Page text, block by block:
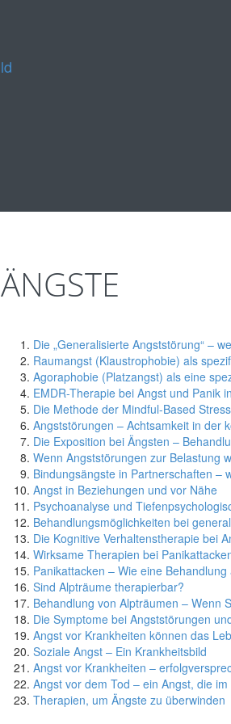
ÄNGSTE
Die „Generalisierte Angststörung“ –
Raumangst (Klaustrophobie) als
Agoraphobie (Platzangst) als eine
EMDR-Therapie bei Angst und Panik
Die Methode der Mindful-Based
Angststörungen – Achtsamkeit in der
Die Exposition bei Ängsten –
Wenn Angststörungen zur Belastung
Bindungsängste in Partnerschaften –
Angst in Beziehungen und vor Nähe
Psychoanalyse und
Behandlungsmöglichkeiten bei
Die Kognitive Verhaltenstherapie bei
Wirksame Therapien bei
Panikattacken – Wie eine
Sind Alpträume therapierbar?
Behandlung von Alpträumen – Wenn
Die Symptome bei Angststörungen
Angst vor Krankheiten können das
Soziale Angst – Ein Krankheitsbild
Angst vor Krankheiten –
Angst vor dem Tod – ein Angst, die
Therapien, um Ängste zu überwinden